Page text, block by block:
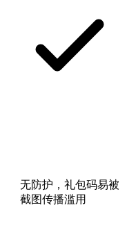
无防护，礼包码易被
截图传播滥用